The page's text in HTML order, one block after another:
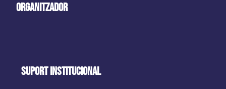
Organitzador
Suport Institucional